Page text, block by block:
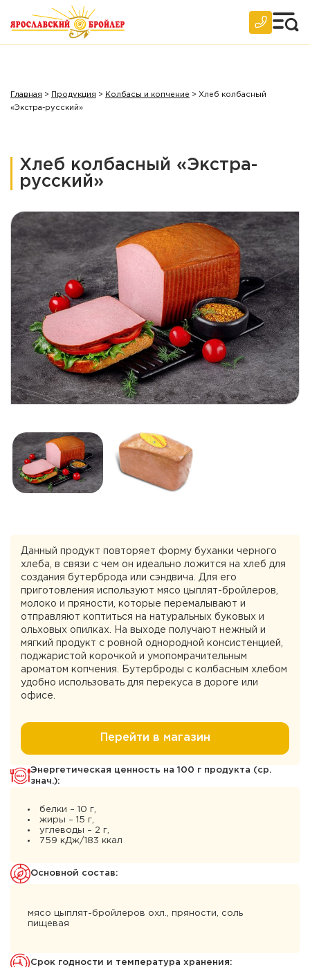
Главная > Продукция > Колбасы и копчение > Хлеб колбасный
«Экстра-русский»
Хлеб колбасный «Экстра-
русский»
Данный продукт повторяет форму буханки черного
хлеба, в связи с чем он идеально ложится на хлеб для
создания бутерброда или сэндвича. Для его
приготовления используют мясо цыплят-бройлеров,
молоко и пряности, которые перемалывают и
отправляют коптиться на натуральных буковых и
ольховых опилках. На выходе получают нежный и
мягкий продукт с ровной однородной консистенцией,
поджаристой корочкой и умопомрачительным
ароматом копчения. Бутерброды с колбасным хлебом
удобно использовать для перекуса в дороге или
офисе.
Перейти в магазин
Энергетическая ценность на 100 г продукта (ср.
знач.):
белки – 10 г,
жиры – 15 г,
углеводы – 2 г,
759 кДж/183 ккал
Основной состав:
мясо цыплят-бройлеров охл., пряности, соль
пищевая
Cрок годности и температура хранения: